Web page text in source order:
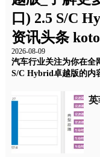
口) 2.5 S/C
资讯头条
2026-08-09
汽车行业关注为你在全
S/C Hybrid卓越版的内